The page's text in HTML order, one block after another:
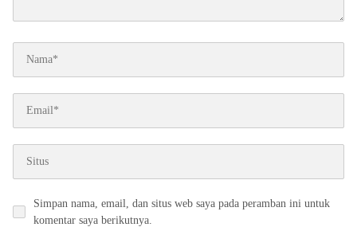
Simpan nama, email, dan situs web saya pada peramban ini untuk
komentar saya berikutnya.